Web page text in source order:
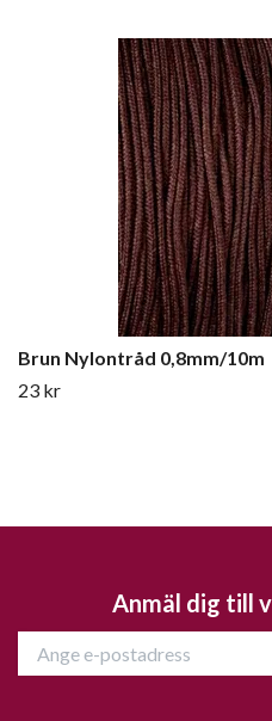
Brun Nylontråd 0,8mm/10m
23 kr
Anmäl dig till